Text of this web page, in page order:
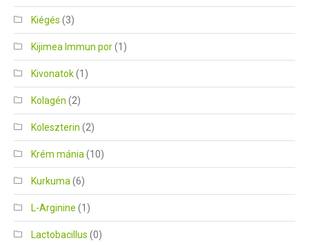
Kiégés (3)
Kijimea Immun por(1)
Kivonatok(1)
Kolagén (2)
Koleszterin (2)
Krém mánia (10)
Kurkuma (6)
L-Arginine (1)
Lactobacillus (0)